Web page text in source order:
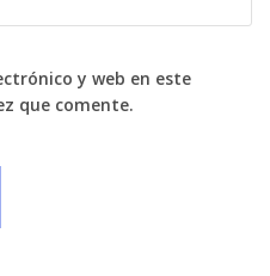
y web en este
que comente.